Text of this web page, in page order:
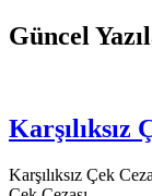
Güncel
Karşılıksız
Karşılıksız Çek